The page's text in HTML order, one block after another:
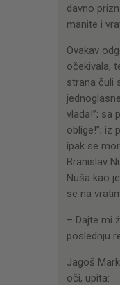
davno
manite i
Ovakav
očekivala,
strana čuli
vlada!”; sa
oblige!”; iz
ipak se
Branislav
Nuša kao
se na
– Dajte mi
poslednju
Jagoš
oči, upita: